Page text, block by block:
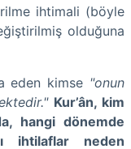
ihtimali (böyle
olduğuna
eden kimse "onun
Kur’ân, kim
hangi dönemde
ihtilaflar neden